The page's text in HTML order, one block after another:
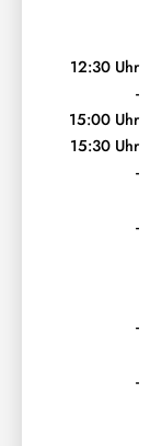
12:30 Uhr
-
15:00 Uhr
15:30 Uhr
-
-
-
-